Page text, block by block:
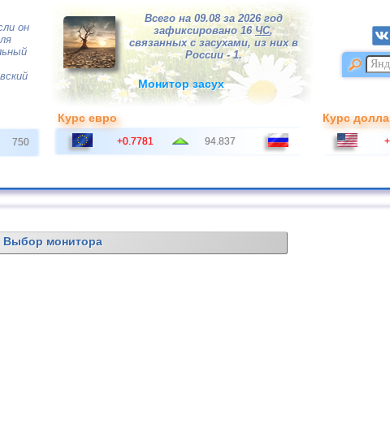
он
Всего на 09.08 за 2026 год
зафиксировано 16ЧС,
связанных с засухами, из них в
России - 1.
Монитор засух
750
Курс евро
+0.7781 94.837
Курс
Выбор монитора